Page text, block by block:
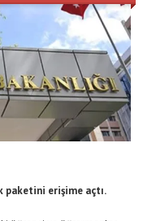
paketini erişime açtı.